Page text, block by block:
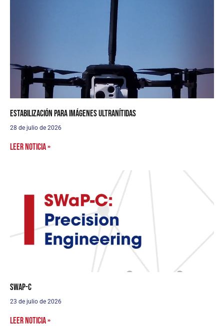
Estabilización para imágenes ultranítidas
28 de julio de 2026
Leer noticia »
SWaP-C
23 de julio de 2026
Leer noticia »